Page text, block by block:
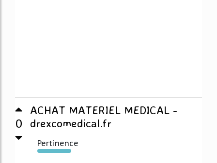
0
ACHAT MATERIEL MEDICAL -
drexcomedical.fr
Pertinence
2797%